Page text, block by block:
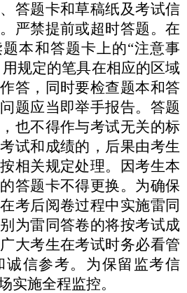
答题卡和草稿纸及考试信
严禁提前或超时答题。在
本和答题卡上的“注意事
规定的笔具在相应的区域
答，同时要检查题本和答
题应当即举手报告。答题
也不得作与考试无关的标
试和成绩的，后果由考生
相关规定处理。因考生本
答题卡不得更换。 为确保
考后阅卷过程中实施雷同
为雷同答卷的将按考试成
大考生在考试时务必看管
诚信参考。为保留监考信
实施全程监控。